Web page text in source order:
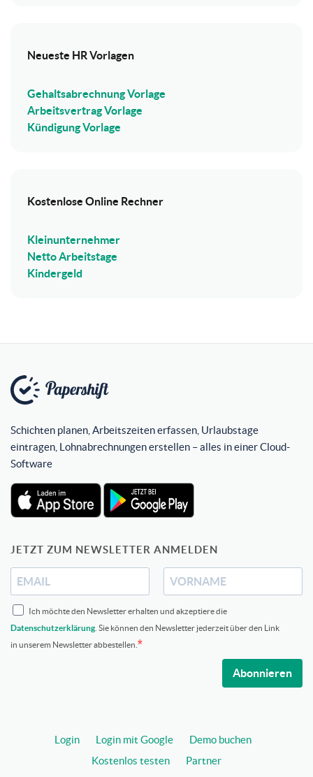
Neueste HR Vorlagen
Gehaltsabrechnung Vorlage
Arbeitsvertrag Vorlage
Kündigung Vorlage
Kostenlose Online Rechner
Kleinunternehmer
Netto Arbeitstage
Kindergeld
Schichten planen, Arbeitszeiten erfassen, Urlaubstage
eintragen, Lohnabrechnungen erstellen – alles in einer Cloud-
Software
JETZT ZUM NEWSLETTER ANMELDEN
Ich möchte den Newsletter erhalten und akzeptiere die
Datenschutzerklärung . Sie können den Newsletter jederzeit über den Link
in unserem Newsletter abbestellen.
Abonnieren
Login Login mit Google
Demo buchen
Kostenlos testen
Partner